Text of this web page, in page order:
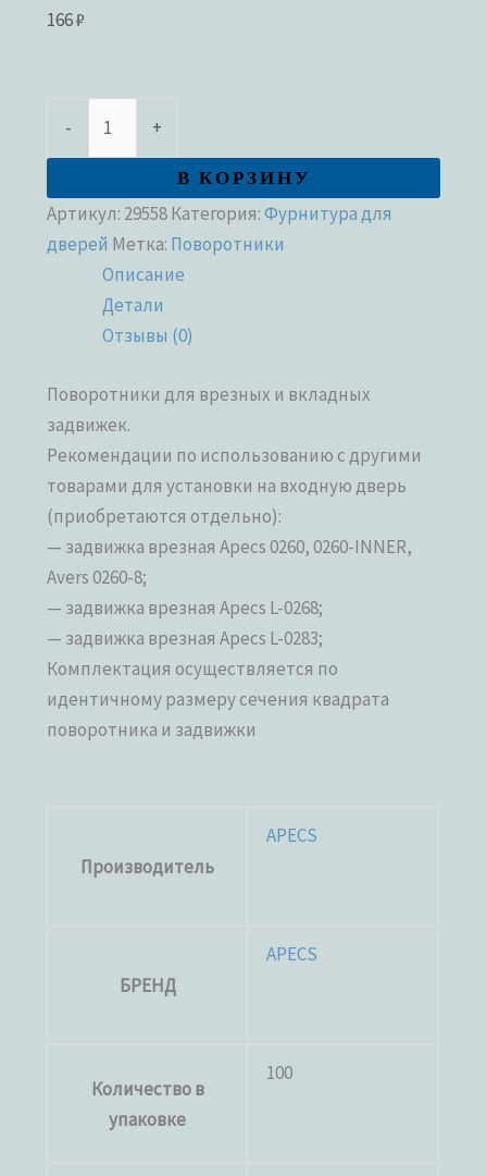
166₽
- +
В КОРЗИНУ
Артикул: 29558Категория:Фурнитура для
дверей Метка: Поворотники
Описание
Детали
Отзывы (0)
Поворотники для врезных и вкладных
задвижек.
Рекомендации по использованию с другими
товарами для установки на входную дверь
(приобретаются отдельно):
— задвижка врезная Apecs 0260, 0260-INNER,
Avers 0260-8;
— задвижка врезная Apecs L-0268;
— задвижка врезная Apecs L-0283;
Комплектация осуществляется по
идентичному размеру сечения квадрата
поворотника и задвижки
Производитель
APECS
БРЕНД
APECS
Количество в
упаковке
100